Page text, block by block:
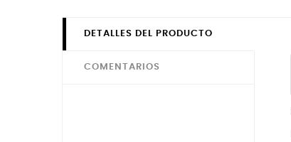
DETALLES DEL PRODUCTO
COMENTARIOS